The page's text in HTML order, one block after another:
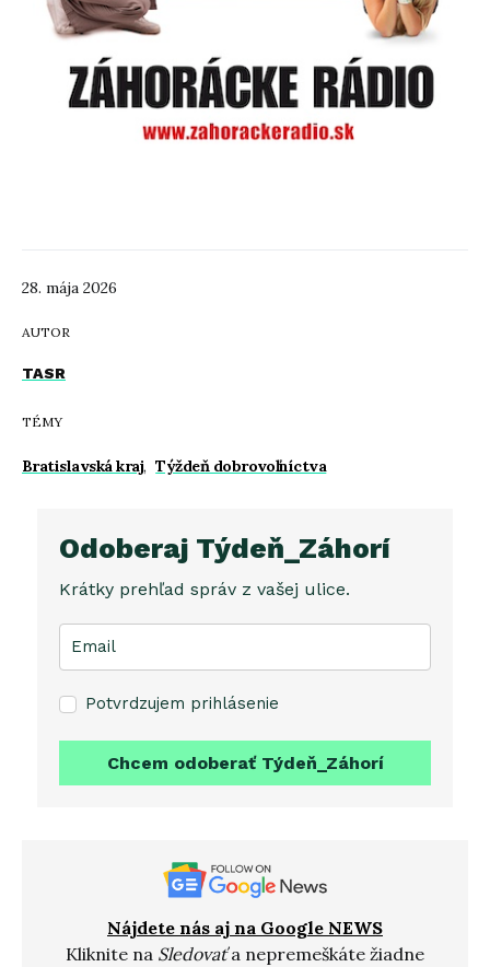
28. mája 2026
AUTOR
TASR
TÉMY
Bratislavská kraj, Týždeň dobrovoľníctva
Odoberaj Týdeň_Záhorí
Krátky prehľad správ z vašej ulice.
Potvrdzujem prihlásenie
Chcem odoberať Týdeň_Záhorí
Nájdete nás aj na Google NEWS
Kliknite na Sledovaťa nepremeškáte žiadne